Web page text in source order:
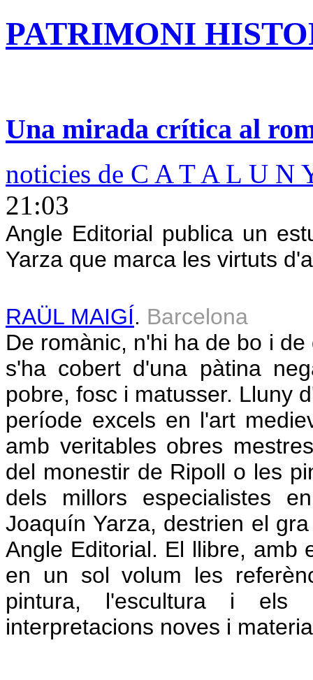
PATRIMONI
Una mirada crítica al
noticies de C A T A L U N
21:03
Angle Editorial publica un
Yarza que marca les virtuts
RAÜL MAIGÍ. Barcelona
De romànic, n'hi ha de bo i
s'ha cobert d'una pàtina
pobre, fosc i matusser. Lluny
període excels en l'art
amb veritables obres
del monestir de Ripoll o les
dels millors especialistes
Joaquín Yarza, destrien el
Angle Editorial. El llibre, amb
en un sol volum les
pintura, l'escultura i els
interpretacions noves i